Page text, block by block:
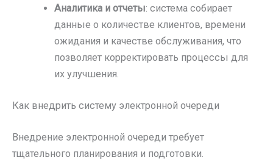
Аналитика и отчеты: система собирает
данные о количестве клиентов, времени
ожидания и качестве обслуживания, что
позволяет корректировать процессы для
их улучшения.
Как внедрить систему электронной очереди
Внедрение электронной очереди требует
тщательного планирования и подготовки.